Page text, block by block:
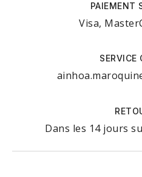
PAIEMENT
Visa,
SERVICE
Dans les 14 jours